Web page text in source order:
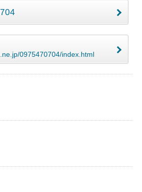
0975470704/index.html